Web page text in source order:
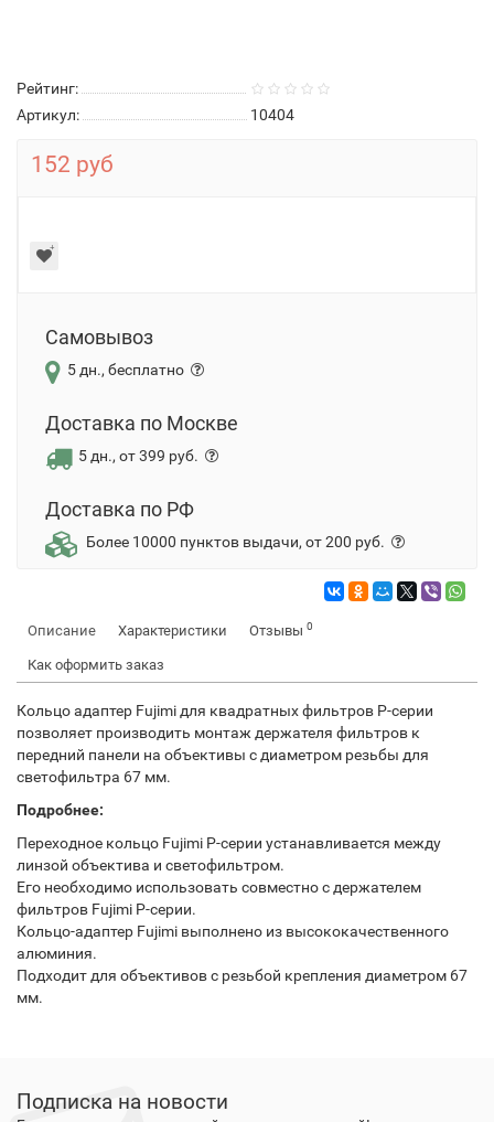
Рейтинг:
Артикул:
10404
152 руб
Самовывоз
5 дн., бесплатно
Доставка по Москве
5 дн., от 399 руб.
Доставка по РФ
Более 10000 пунктов выдачи, от 200 руб.
Описание Характеристики Отзывы 0
Как оформить заказ
Кольцо адаптер Fujimi для квадратных фильтров P-серии
позволяет производить монтаж держателя фильтров к
передний панели на объективы с диаметром резьбы для
светофильтра 67 мм.
Подробнее:
Переходное кольцо Fujimi P-серии устанавливается между
линзой объектива и светофильтром.
Его необходимо использовать совместно с держателем
фильтров Fujimi P-серии.
Кольцо-адаптер Fujimi выполнено из высококачественного
алюминия.
Подходит для объективов с резьбой крепления диаметром 67
мм.
Подписка на новости